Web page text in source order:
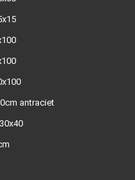
antraciet